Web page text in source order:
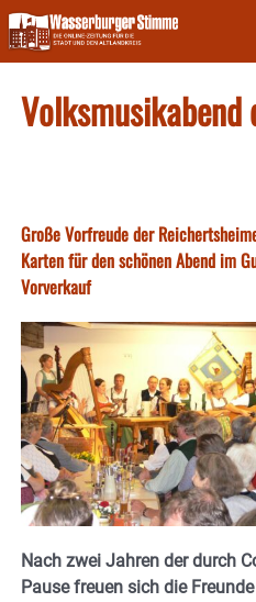
Skip
to
content
Große Vorfreude der
Karten für den schönen Abend im
Vorverkauf
Nach zwei Jahren der durch
Pause freuen sich die